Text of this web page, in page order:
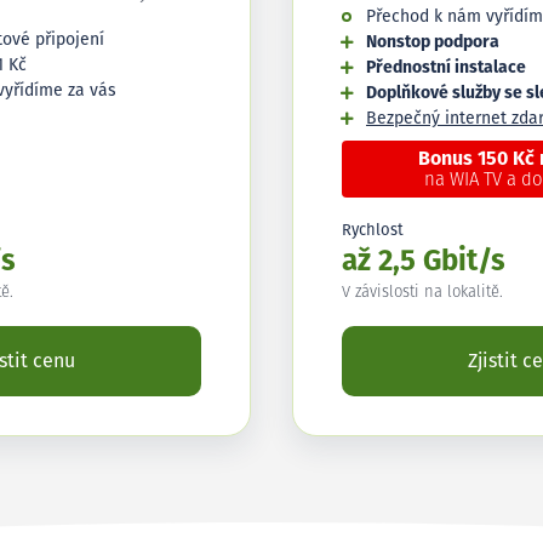
připojení
Kč
za vás
cenu
Přechod k nám
Nonstop podpora
Přednostní instalace
Doplňkové služby se
Bezpečný internet
Bonus 150
na WIA TV a
Rychlost
až 2,5 Gbit/s
V závislosti na lokalitě.
Zjistit